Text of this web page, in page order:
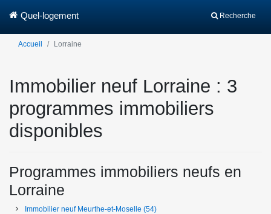
Recherche
Quel-logement
Accueil Lorraine
Immobilier neuf Lorraine : 3
programmes immobiliers
disponibles
Programmes immobiliers neufs en
Lorraine
Immobilier neuf Meurthe-et-Moselle (54)